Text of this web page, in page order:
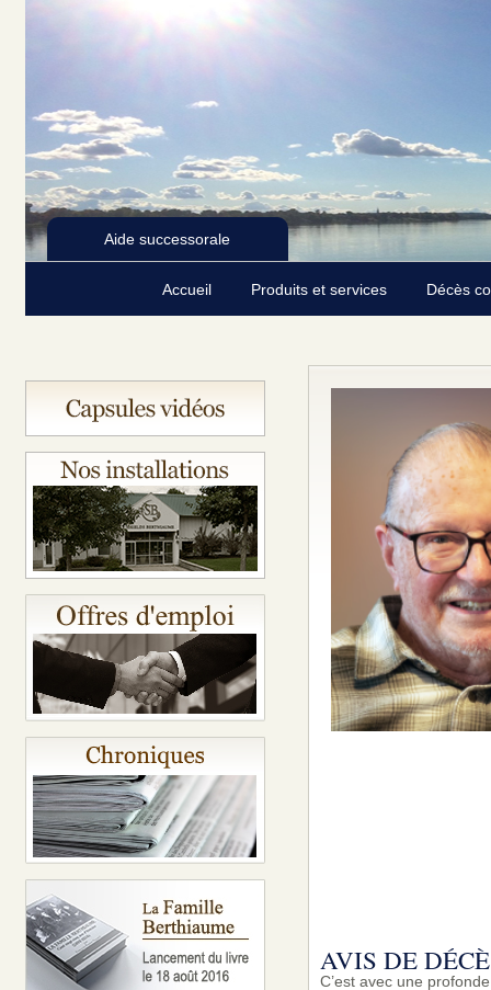
Aide successorale
Accueil Produits et services Décès
AVIS DE
C’est avec une